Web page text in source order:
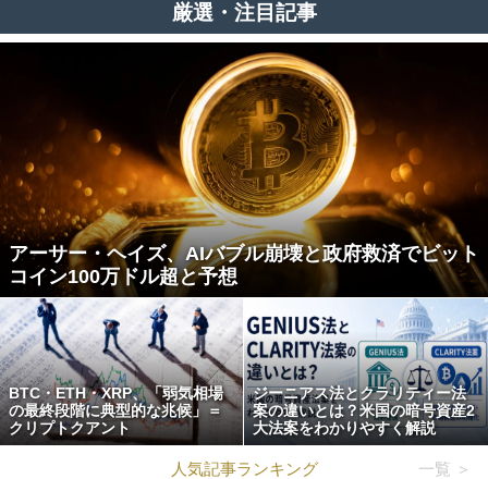
厳選・注目記事
アーサー・ヘイズ、AIバブル崩壊と政府救済でビット
コイン100万ドル超と予想
BTC・ETH・XRP、「弱気相場
の最終段階に典型的な兆候」＝
クリプトクアント
ジーニアス法とクラリティー法
案の違いとは？米国の暗号資産2
大法案をわかりやすく解説
人気記事ランキング 一覧 ＞